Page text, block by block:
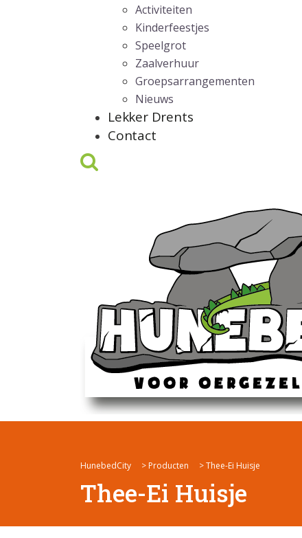
Activiteiten
Kinderfeestjes
Speelgrot
Zaalverhuur
Groepsarrangementen
Nieuws
Lekker Drents
Contact
HunebedCity > Producten >Thee-Ei Huisje
Thee-Ei Huisje